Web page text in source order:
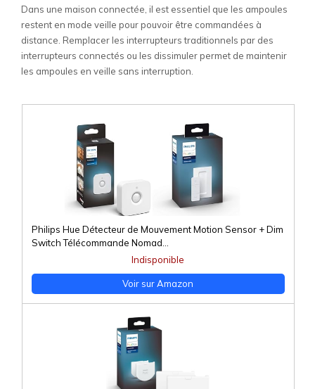
Dans une maison connectée, il est essentiel que les ampoules
restent en mode veille pour pouvoir être commandées à
distance. Remplacer les interrupteurs traditionnels par des
interrupteurs connectés ou les dissimuler permet de maintenir
les ampoules en veille sans interruption.
Philips Hue Détecteur de Mouvement Motion Sensor + Dim
Switch Télécommande Nomad...
Indisponible
Voir sur Amazon